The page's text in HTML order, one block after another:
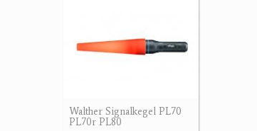
Walther Signalkegel PL70
PL70r PL80